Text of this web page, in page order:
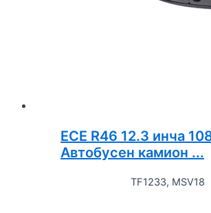
ECE R46 12.3 инча
Автобусен камион ...
TF1233, MSV18